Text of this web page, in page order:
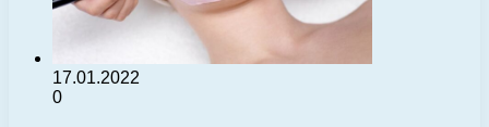
17.01.2022
0